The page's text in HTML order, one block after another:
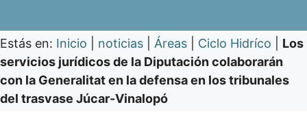
Estás en: Inicio noticias Áreas Ciclo Hidríco
Los
servicios jurídicos de la Diputación colaborarán
con la Generalitat en la defensa en los tribunales
del trasvase Júcar-Vinalopó